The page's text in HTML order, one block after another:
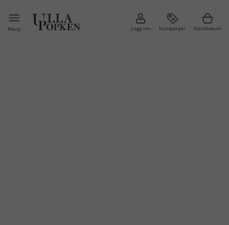
Meny Logg inn Kampanjer Handlekurv